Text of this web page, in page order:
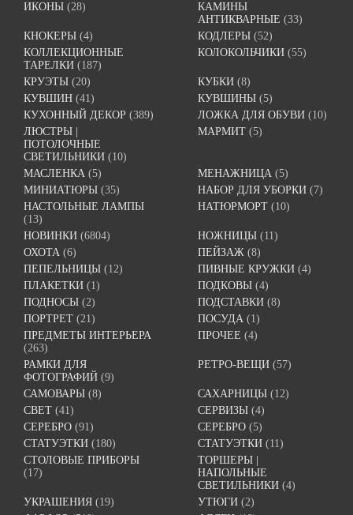
ИКОНЫ (28)
КАМИНЫ
АНТИКВАРНЫЕ (33)
КНОКЕРЫ (4) КОДЛЕРЫ (52)
КОЛЛЕКЦИОННЫЕ
ТАРЕЛКИ (187)
КОЛОКОЛЬЧИКИ (55)
КРУЭТЫ (20) КУБКИ (8)
КУВШИН (41) КУВШИНЫ (5)
КУХОННЫЙ ДЕКОР (389) ЛОЖКА ДЛЯ ОБУВИ (10)
ЛЮСТРЫ |
ПОТОЛОЧНЫЕ
СВЕТИЛЬНИКИ (10)
МАРМИТ (5)
МАСЛЕНКА (5) МЕНАЖНИЦА (5)
МИНИАТЮРЫ (35) НАБОР ДЛЯ УБОРКИ (7)
НАСТОЛЬНЫЕ ЛАМПЫ
(13)
НАТЮРМОРТ (10)
НОВИНКИ (6804) НОЖНИЦЫ (11)
ОХОТА (6) ПЕЙЗАЖ (8)
ПЕПЕЛЬНИЦЫ (12) ПИВНЫЕ КРУЖКИ (4)
ПЛАКЕТКИ (1) ПОДКОВЫ (4)
ПОДНОСЫ (2) ПОДСТАВКИ (8)
ПОРТРЕТ (21) ПОСУДА (1)
ПРЕДМЕТЫ ИНТЕРЬЕРА
(263)
ПРОЧЕЕ (4)
РАМКИ ДЛЯ
ФОТОГРАФИЙ (9)
РЕТРО-ВЕЩИ (57)
САМОВАРЫ (8) САХАРНИЦЫ (12)
СВЕТ (41) СЕРВИЗЫ (4)
СЕРЕБРО (91) СЕРЕБРО (5)
СТАТУЭТКИ (180) СТАТУЭТКИ (11)
СТОЛОВЫЕ ПРИБОРЫ
(17)
ТОРШЕРЫ |
НАПОЛЬНЫЕ
СВЕТИЛЬНИКИ (4)
УКРАШЕНИЯ (19) УТЮГИ (2)